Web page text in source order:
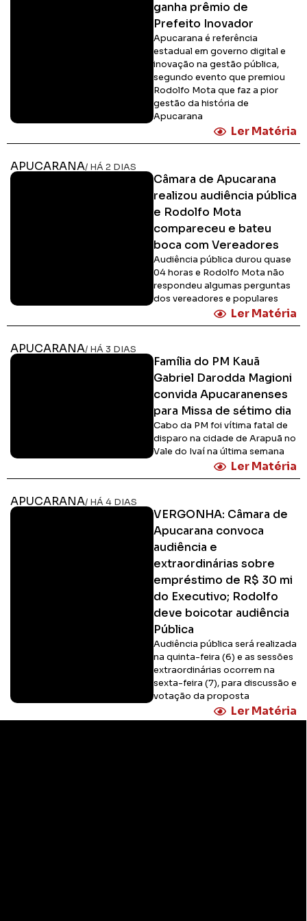
ganha prêmio de
Prefeito Inovador
Apucarana é referência
estadual em governo digital e
inovação na gestão pública,
segundo evento que premiou
Rodolfo Mota que faz a pior
gestão da história de
Apucarana
Ler Matéria
APUCARANA/ HÁ 2 DIAS
Câmara de Apucarana
realizou audiência pública
e Rodolfo Mota
compareceu e bateu
boca com Vereadores
Audiência pública durou quase
04 horas e Rodolfo Mota não
respondeu algumas perguntas
dos vereadores e populares
Ler Matéria
APUCARANA/ HÁ 3 DIAS
Família do PM Kauã
Gabriel Darodda Magioni
convida Apucaranenses
para Missa de sétimo dia
Cabo da PM foi vítima fatal de
disparo na cidade de Arapuã no
Vale do Ivaí na última semana
Ler Matéria
APUCARANA/ HÁ 4 DIAS
VERGONHA: Câmara de
Apucarana convoca
audiência e
extraordinárias sobre
empréstimo de R$ 30 mi
do Executivo; Rodolfo
deve boicotar audiência
Pública
Audiência pública será realizada
na quinta-feira (6) e as sessões
extraordinárias ocorrem na
sexta-feira (7), para discussão e
votação da proposta
Ler Matéria